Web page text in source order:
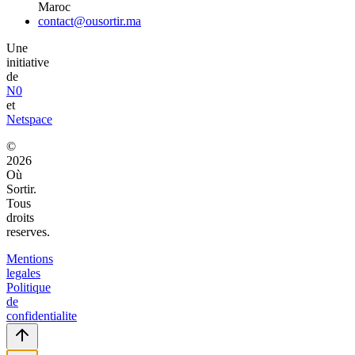
Maroc
contact@ousortir.ma
Une
initiative
de
N0
et
Netspace
©
2026
Où
Sortir.
Tous
droits
reserves.
Mentions
legales
Politique
de
confidentialite